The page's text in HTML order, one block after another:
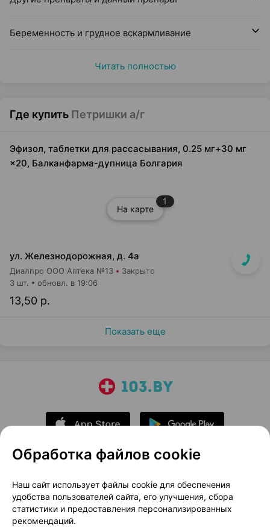
Беременность и грудное вскармливание
Читать полностью
Где купить Петришки а/г
Эфизол, таблетки для рассасывания, 0.25 мг+30 мг
×20, Балканфарма-дупница Болгария
На карте
1
ул. Железнодорожная, д. 4а
Диалпро ООО Аптека №13 Закрыто
13,50 р.
3 шт. обновл. в 19:06
Показать еще
О проекте
Новости проекта
Размещение рекламы
Медицинский маркетинг
Публичный договор
Доставка
Обработка файлов cookie
Наш сайт использует файлы cookie для обеспечения
удобства пользователей сайта, его улучшения, сбора
статистики и предоставления персонализированных
рекомендаций.